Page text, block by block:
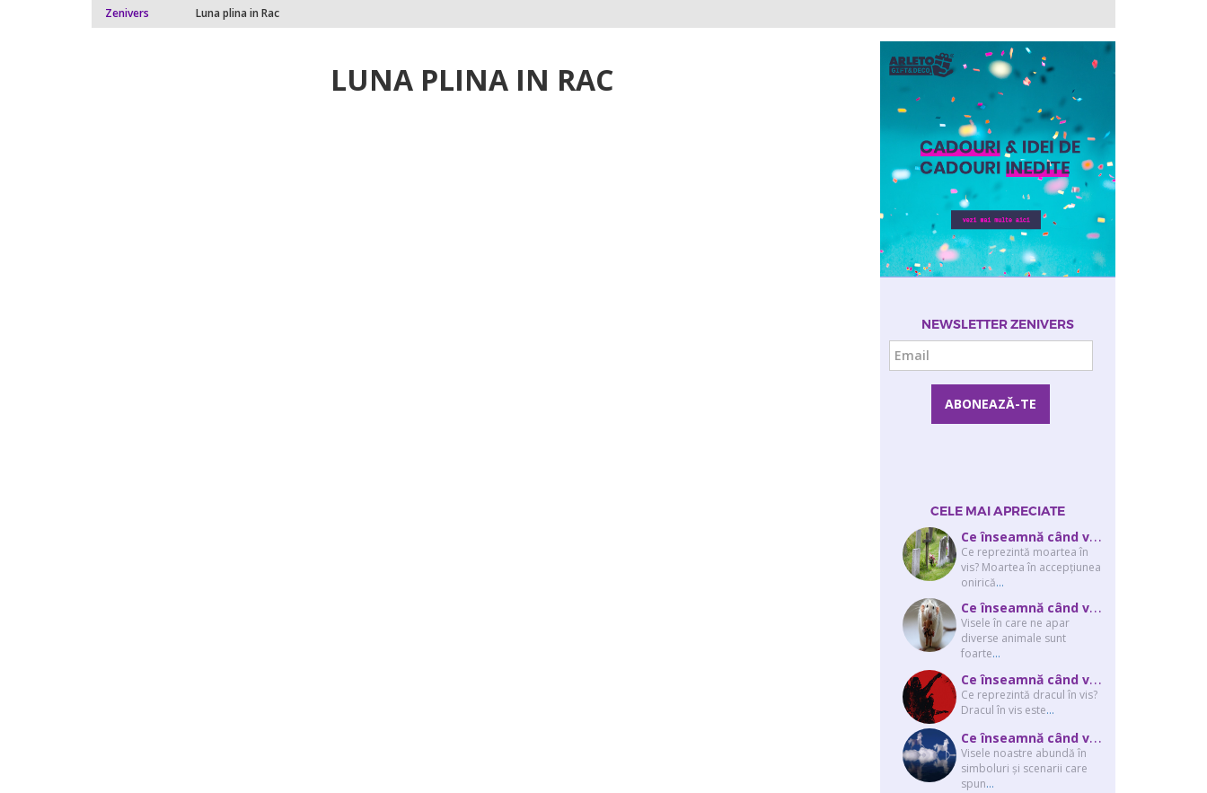
Zenivers Luna plina in Rac
LUNA PLINA IN RAC
NEWSLETTER ZENIVERS
CELE MAI APRECIATE
C
e înseamnă când visezi că moare cineva apropiat? Interpretarea visului în ...
Ce reprezintă moartea în
vis? Moartea în accepţiunea
onirică...
C
e înseamnă când visezi şobolani sau şoareci
Visele în care ne apar
diverse animale sunt
foarte...
C
e înseamnă când visezi un drac? Interpretarea visului în care apar unul sau...
Ce reprezintă dracul în vis?
Dracul în vis este...
C
e înseamnă când visezi un cal sau mai mulţi cai
Visele noastre abundă în
simboluri şi scenarii care
spun...